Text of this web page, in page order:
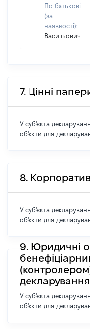
По батькові
(за
наявності):
Васильович
7. Цінні
У суб'єкта
об'єкти для
8.
У суб'єкта
об'єкти для
9. Юридичні
декларування
У суб'єкта
об'єкти для